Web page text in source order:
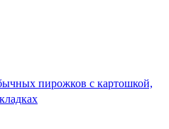
пирожков с картошкой,